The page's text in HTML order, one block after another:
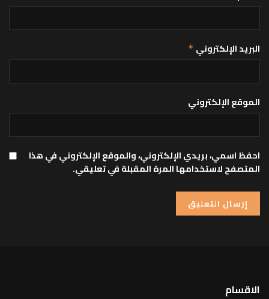
البريد الإلكتروني *
الموقع الإلكتروني
احفظ اسمي، بريدي الإلكتروني، والموقع الإلكتروني في هذا
المتصفح لاستخدامها المرة المقبلة في تعليقي.
الاقسام